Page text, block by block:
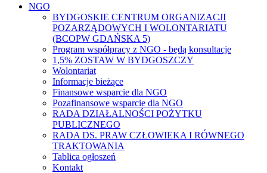
NGO
BYDGOSKIE CENTRUM ORGANIZACJI
POZARZĄDOWYCH I WOLONTARIATU
(BCOPW GDAŃSKA 5)
Program współpracy z NGO - będą konsultacje
1,5% ZOSTAW W BYDGOSZCZY
Wolontariat
Informacje bieżące
Finansowe wsparcie dla NGO
Pozafinansowe wsparcie dla NGO
RADA DZIAŁALNOŚCI POŻYTKU
PUBLICZNEGO
RADA DS. PRAW CZŁOWIEKA I RÓWNEGO
TRAKTOWANIA
Tablica ogłoszeń
Kontakt